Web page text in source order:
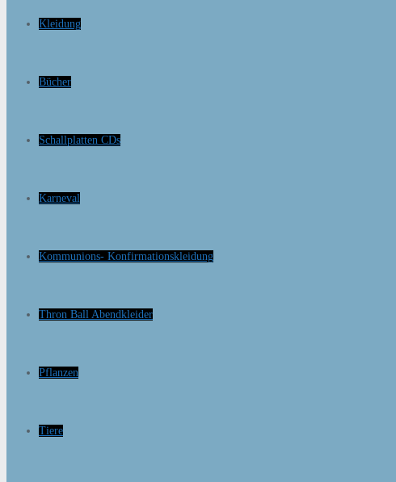
Kleidung
Bücher
Schallplatten CDs
Karneval
Kommunions- Konfirmationskleidung
Thron Ball Abendkleider
Pflanzen
Tiere